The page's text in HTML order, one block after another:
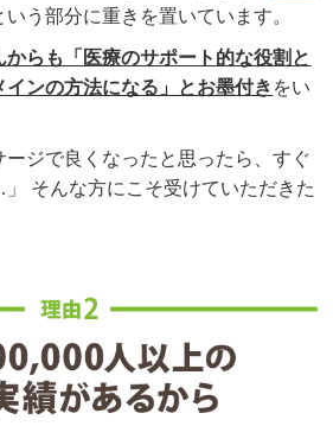
いう部分に重きを置いています。
からも「医療のサポート的な役割と
ンの方法になる」とお墨付き をい
ージで良くなったと思ったら、すぐ
そんな方にこそ受けていただきた